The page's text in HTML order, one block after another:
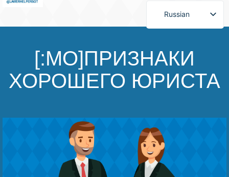
Задать вопрос
Отзывы
Наши победы
Russian
[:MO]ПРИЗНАКИ
ХОРОШЕГО ЮРИСТА